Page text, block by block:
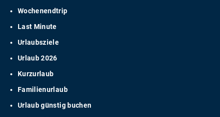
Wochenendtrip
Last Minute
Urlaubsziele
Urlaub 2026
Kurzurlaub
Familienurlaub
Urlaub günstig buchen